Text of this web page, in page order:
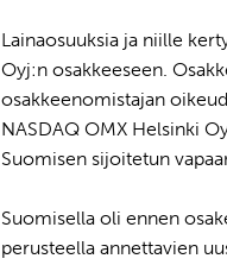
Lainaosuuksia ja niille
Oyj:n osakkeeseen.
osakkeenomistajan
NASDAQ OMX Helsinki
Suomisen sijoitetun
Suomisella oli ennen
perusteella annettavien